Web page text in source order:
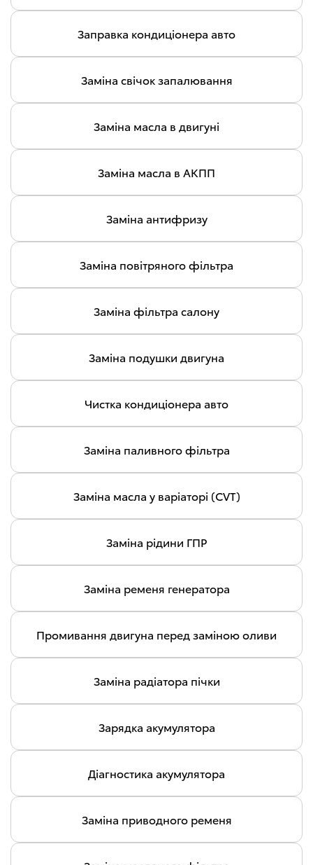
Заправка кондиціонера авто
Заміна свічок запалювання
Заміна масла в двигуні
Заміна масла в АКПП
Заміна антифризу
Заміна повітряного фільтра
Заміна фільтра салону
Заміна подушки двигуна
Чистка кондиціонера авто
Заміна паливного фільтра
Заміна масла у варіаторі (CVT)
Заміна рідини ГПР
Заміна ременя генератора
Промивання двигуна перед заміною оливи
Заміна радіатора пічки
Зарядка акумулятора
Діагностика акумулятора
Заміна приводного ременя